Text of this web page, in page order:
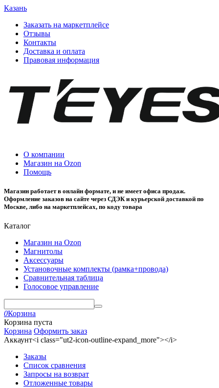
Казань
Заказать на маркетплейсе
Отзывы
Контакты
Доставка и оплата
Правовая информация
О компании
Магазин на Ozon
Помощь
Магазин работает в онлайн формате, и не имеет офиса продаж.
Оформление заказов на сайте через СДЭК и курьерской доставкой по
Москве, либо на маркетплейсах, по коду товара
Каталог
Магазин на Ozon
Магнитолы
Аксессуары
Установочные комплекты (рамка+провода)
Сравнительная таблица
Голосовое управление
0Корзина
Корзина пуста
Корзина Оформить заказ
Аккаунт<i class="ut2-icon-outline-expand_more"></i>
Заказы
Список сравнения
Запросы на возврат
Отложенные товары